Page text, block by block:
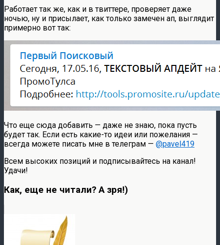
Работает так же, как и в твиттере, проверяет даже
ночью, ну и присылает, как только замечен ап, выглядит
примерно вот так:
Что еще сюда добавить — даже не знаю, пока пусть
будет так. Если есть какие-то идеи или пожелания —
всегда можете писать мне в телеграм — @pavel419
Всем высоких позиций и подписывайтесь на канал!
Удачи!
Как, еще не читали? А зря!)